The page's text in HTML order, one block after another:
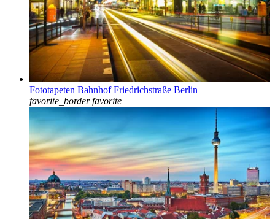
Fototapeten Bahnhof Friedrichstraße Berlin
favorite_border favorite